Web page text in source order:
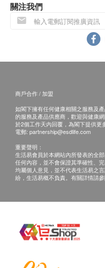
疾病、壓力和預防污染
具體特點
- 野生種植的老花提取
- 野生種植的老漿果濃
- 維生素C（80毫克）
為何選擇我們產品
方」，新加入蜂蜜及果
味。
- 兒童配方中含有甘草
嚨，緩解咳嗽，往往
效力更為持久。
- 隨顯著提高維生素C量
品牌
關注我們
商戶合作 / 加盟
如閣下擁有任何健康相關之服務及
的服務及產品供應商，歡迎與健康
於2個工作天內回覆，為閣下提供更
電郵: partnership@esdlife.com
重要聲明：
生活易會員於本網站內所發表的全
任何內容，並不會保證其準確性、
均屬個人意見，並不代表生活易之
紛，生活易概不負責。有關詳情請參